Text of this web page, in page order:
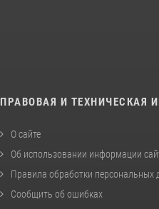
ПРАВОВАЯ И ТЕХНИЧЕСКАЯ
О сайте
Об использовании информации
Правила обработки персональных
Сообщить об ошибках